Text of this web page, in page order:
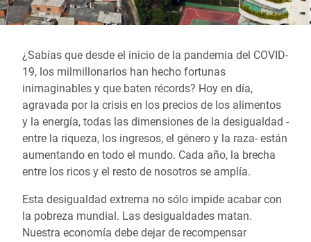
¿Sabías que desde el inicio de la pandemia del COVID-
19, los milmillonarios han hecho fortunas
inimaginables y que baten récords? Hoy en día,
agravada por la crisis en los precios de los alimentos
y la energía, todas las dimensiones de la desigualdad -
entre la riqueza, los ingresos, el género y la raza- están
aumentando en todo el mundo. Cada año, la brecha
entre los ricos y el resto de nosotros se amplía.
Esta desigualdad extrema no sólo impide acabar con
la pobreza mundial. Las desigualdades matan.
Nuestra economía debe dejar de recompensar